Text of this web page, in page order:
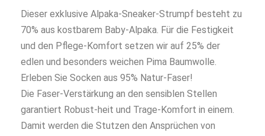
Dieser exklusive Alpaka-Sneaker-Strumpf besteht zu
70% aus kostbarem Baby-Alpaka. Für die Festigkeit
und den Pflege-Komfort setzen wir auf 25% der
edlen und besonders weichen Pima Baumwolle.
Erleben Sie Socken aus 95% Natur-Faser!
Die Faser-Verstärkung an den sensiblen Stellen
garantiert Robust-heit und Trage-Komfort in einem.
Damit werden die Stutzen den Ansprüchen von